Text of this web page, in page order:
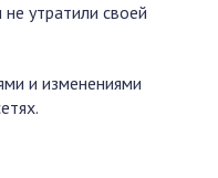
утратили своей
и изменениями